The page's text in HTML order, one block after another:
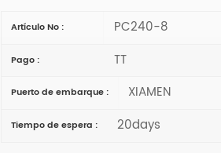
Artículo No : PC240-8
Pago : TT
Puerto de embarque : XIAMEN
Tiempo de espera : 20days